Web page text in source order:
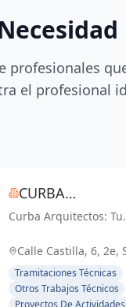
profesionales
el profesional
CURBA
ARQUITECTOS
Curba Arquitectos: Tu
arquitectura y
experiencia, ofrecemos
servicios integrales que
Calle Castilla, 6, 2e,
España, España
Tramitaciones Técnicas
Otros Trabajos Técnicos
Proyectos De Actividades